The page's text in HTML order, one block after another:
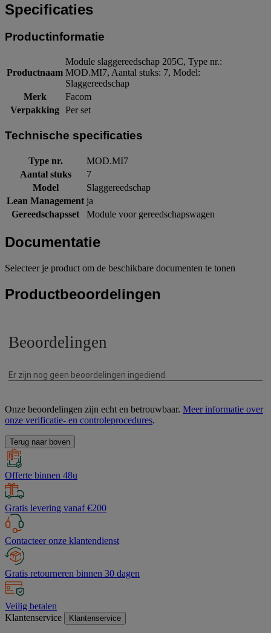
Specificaties
Productinformatie
Productnaam
Module slaggereedschap 205C, Type nr.:
MOD.MI7, Aantal stuks: 7, Model:
Slaggereedschap
Merk
Facom
Verpakking Per set
Technische specificaties
Type nr.
MOD.MI7
Aantal stuks
7
Model
Slaggereedschap
Lean Management ja
Gereedschapsset
Module voor gereedschapswagen
Documentatie
Selecteer je product om de beschikbare documenten te tonen
Productbeoordelingen
Onze beoordelingen zijn echt en betrouwbaar. Meer informatie over
onze verificatie- en controleprocedures.
Terug naar boven
Offerte binnen 48u
Gratis levering vanaf €200
Contacteer onze klantendienst
Gratis retourneren binnen 30 dagen
Veilig betalen
Klantenservice
Klantenservice